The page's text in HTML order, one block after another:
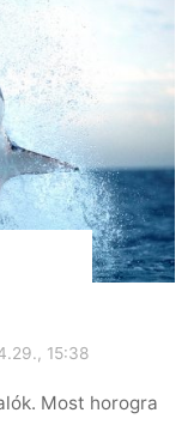
15:38
Most horogra